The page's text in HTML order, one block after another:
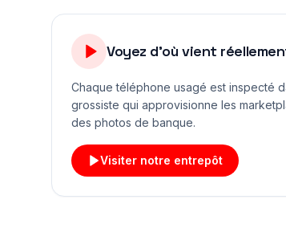
Voyez d'où vient
Chaque téléphone usagé est inspecté
grossiste qui approvisionne les
des photos de banque.
Visiter notre entrepôt